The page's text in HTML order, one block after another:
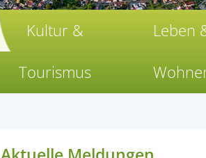
Kultur &
Tourismus
Leben